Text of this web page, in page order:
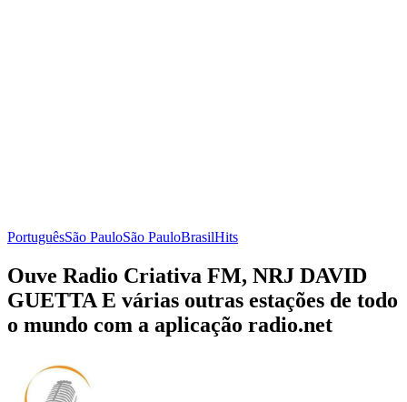
PortuguêsSão PauloSão PauloBrasilHits
Ouve Radio Criativa FM, NRJ DAVID
GUETTA E várias outras estações de todo
o mundo com a aplicação radio.net